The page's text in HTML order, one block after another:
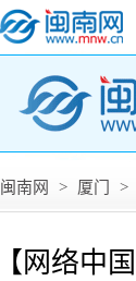
闽南网 > 厦门 >
【网络中